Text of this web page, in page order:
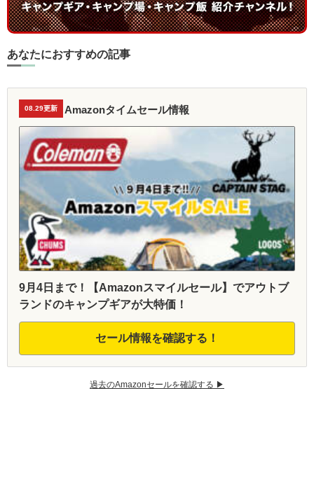
あなたにおすすめの記事
08.29更新 Amazonタイムセール情報
9月4日まで！【Amazonスマイルセール】でアウトブ
ランドのキャンプギアが大特価！
セール情報を確認する！
過去のAmazonセールを確認する ▶︎